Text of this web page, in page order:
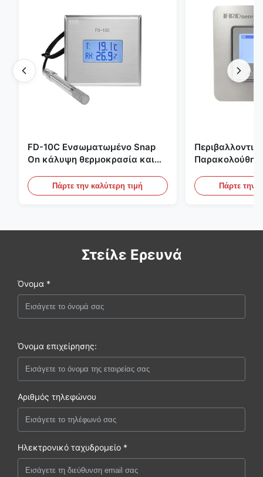
FD-10C Ενσωματωμένο Snap
On κάλυψη θερμοκρασία και
αντηλιακό οθόνη από
ανοξείδωτο χάλυβα
Πάρτε την καλύτερη τιμή
Ανοξείδωτο
20mA/RS485
Πάρτε την
Στείλε Ερευνά
Όνομα *
Όνομα επιχείρησης:
Αριθμός τηλεφώνου
Ηλεκτρονικό ταχυδρομείο *